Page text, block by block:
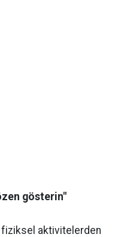
gösterin"
fiziksel aktivitelerden